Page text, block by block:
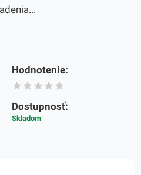
Hodnotenie:
Dostupnosť:
Skladom